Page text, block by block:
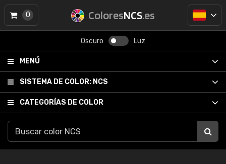
ColoresNCS.es
Oscuro Luz
MENÚ
SISTEMA DE COLOR: NCS
CATEGORÍAS DE COLOR
0